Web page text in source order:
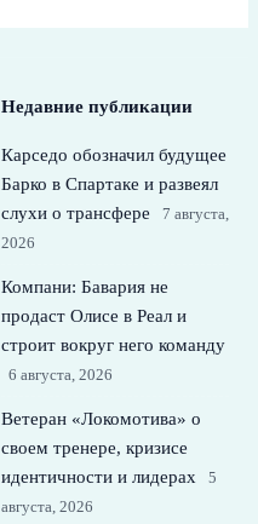
Недавние публикации
Карседо обозначил будущее
Барко в Спартаке и развеял
слухи о трансфере
7 августа,
2026
Компани: Бавария не
продаст Олисе в Реал и
строит вокруг него команду
6 августа, 2026
Ветеран «Локомотива» о
своем тренере, кризисе
идентичности и лидерах
5
августа, 2026